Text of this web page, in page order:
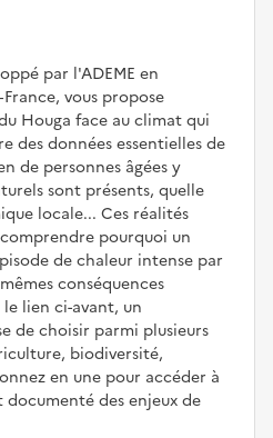
par l'ADEME en
vous propose
Houga face au climat qui
des données essentielles de
de personnes âgées y
sont présents, quelle
locale... Ces réalités
pourquoi un
de chaleur intense par
conséquences
lien ci-avant, un
de choisir parmi plusieurs
biodiversité,
en une pour accéder à
des enjeux de